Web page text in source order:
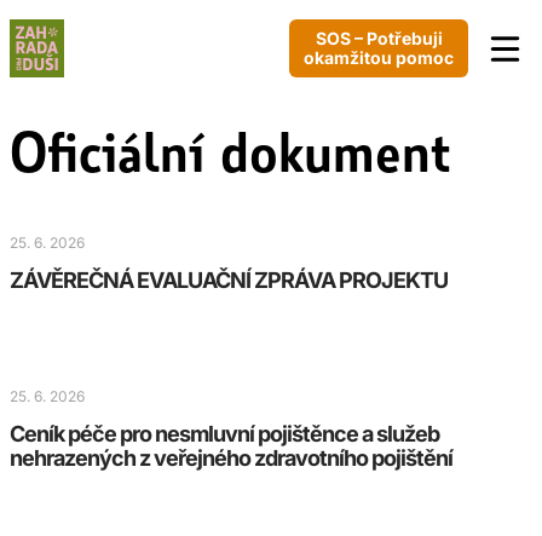
SOS – Potřebuji
okamžitou pomoc
Oficiální dokument
25. 6. 2026
ZÁVĚREČNÁ EVALUAČNÍ ZPRÁVA PROJEKTU
25. 6. 2026
Ceník péče pro nesmluvní pojištěnce a služeb
nehrazených z veřejného zdravotního pojištění